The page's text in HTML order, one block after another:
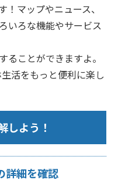
マップやニュース、
いろな機能やサービス
ることができますよ。
活をもっと便利に楽し
しよう！
詳細を確認